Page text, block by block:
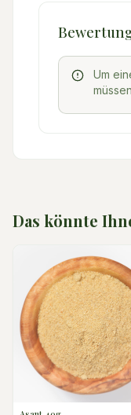
Um
Das könnte